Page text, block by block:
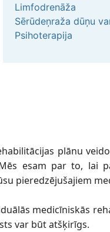
Limfodrenāža
Sērūdeņraža dūņu
Psihoterapija
plānu
esam par to, lai
pieredzējušajiem
medicīniskās
var būt atšķirīgs.